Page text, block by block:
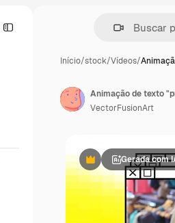
Início/stock/Vídeos/
PremiumGerada com
VectorFusionArt